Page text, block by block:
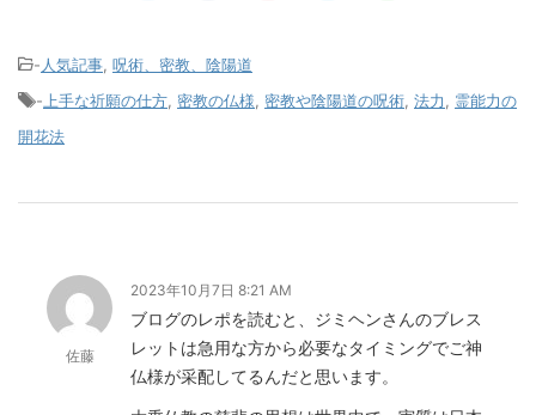
-人気記事, 呪術、密教、陰陽道
-上手な祈願の仕方, 密教の仏様, 密教や陰陽道の呪術, 法力, 霊能力の
開花法
佐藤
2023年10月7日 8:21 AM
ブログのレポを読むと、ジミヘンさんのブレス
レットは急用な方から必要なタイミングでご神
仏様が采配してるんだと思います。